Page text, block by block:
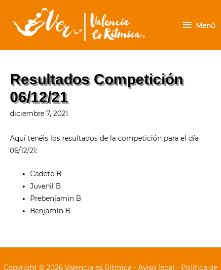
Menú
Menú
Resultados Competición
06/12/21
diciembre 7, 2021
Aquí tenéis los resultados de la competición para el día
06/12/21:
Cadete B
Juvenil B
Prebenjamin B
Benjamín B
Copyright © 2026 Valencia es Ritmica - Aviso legal - Política de